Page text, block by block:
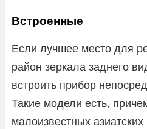
Встроенные
Если лучшее место для
район зеркала заднего
встроить прибор
Такие модели есть,
малоизвестных